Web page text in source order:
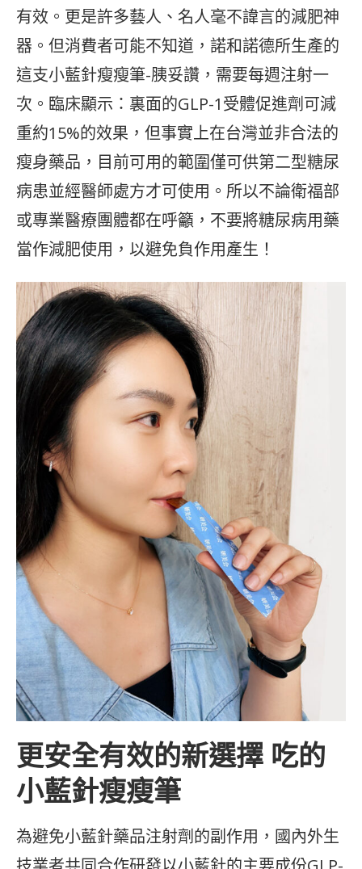
有效。更是許多藝人、名人毫不諱言的減肥神
器。但消費者可能不知道，諾和諾德所生產的
這支小藍針瘦瘦筆-胰妥讚，需要每週注射一
次。臨床顯示：裏面的GLP-1受體促進劑可減
重約15%的效果，但事實上在台灣並非合法的
瘦身藥品，目前可用的範圍僅可供第二型糖尿
病患並經醫師處方才可使用。所以不論衛福部
或專業醫療團體都在呼籲，不要將糖尿病用藥
當作減肥使用，以避免負作用產生！
更安全有效的新選擇 吃的
小藍針瘦瘦筆
為避免小藍針藥品注射劑的副作用，國內外生